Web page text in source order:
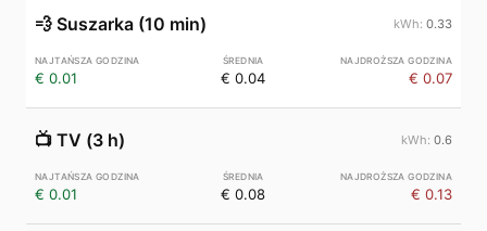
💨 Suszarka (10 min) 0.33
€ 0.01 € 0.04 € 0.07
📺 TV (3 h) 0.6
€ 0.01 € 0.08 € 0.13